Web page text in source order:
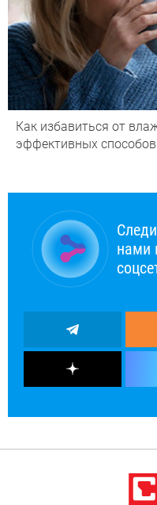
Как избавиться от
эффективных способов
нами